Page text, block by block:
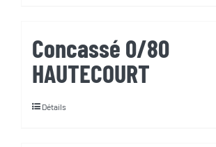
Concassé 0/80
HAUTECOURT
Détails